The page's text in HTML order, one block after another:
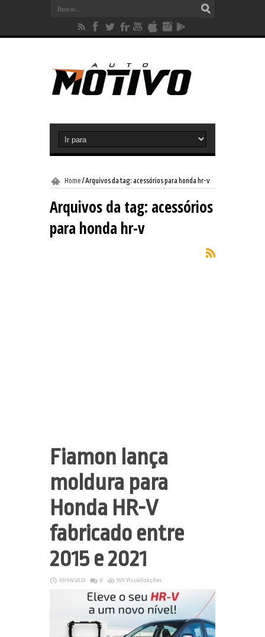
Home /Arquivos da tag: acessórios para honda hr-v
Arquivos da tag: acessórios
para honda hr-v
Fiamon lança
moldura para
Honda HR-V
fabricado entre
2015 e 2021
01/06/2023 0 1571 Visualizações